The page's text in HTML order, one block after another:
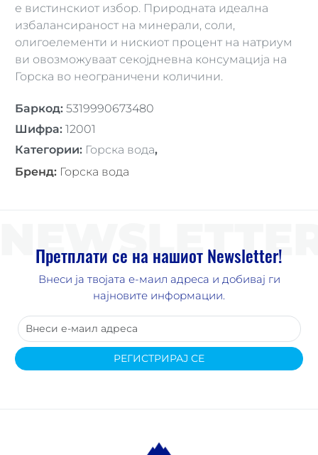
е вистинскиот избор. Природната идеална
избалансираност на минерали, соли,
олигоелементи и нискиот процент на натриум
ви овозможуваат секојдневна консумација на
Горска во неограничени количини.
Баркод: 5319990673480
Шифра: 12001
Категории: Горска вода,
Бренд: Горска вода
Претплати се на нашиот Newsletter!
Внеси ја твојата е-маил адреса и добивај ги
најновите информации.
РЕГИСТРИРАЈ СЕ